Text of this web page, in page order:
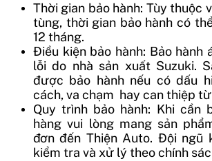
Thời gian bảo hành: Tùy thuộc
tùng, thời gian bảo hành có
12 tháng.
Điều kiện bảo hành: Bảo hành
lỗi do nhà sản xuất Suzuki.
được bảo hành nếu có dấu
cách, va chạm hay can thiệp
Quy trình bảo hành: Khi cần
hàng vui lòng mang sản
đơn đến Thiện Auto. Đội ngũ
kiểm tra và xử lý theo chính